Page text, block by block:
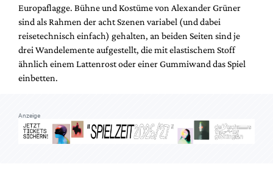
Europaflagge. Bühne und Kostüme von Alexander Grüner
sind als Rahmen der acht Szenen variabel (und dabei
reisetechnisch einfach) gehalten, an beiden Seiten sind je
drei Wandelemente aufgestellt, die mit elastischem Stoff
ähnlich einem Lattenrost oder einer Gummiwand das Spiel
einbetten.
Anzeige